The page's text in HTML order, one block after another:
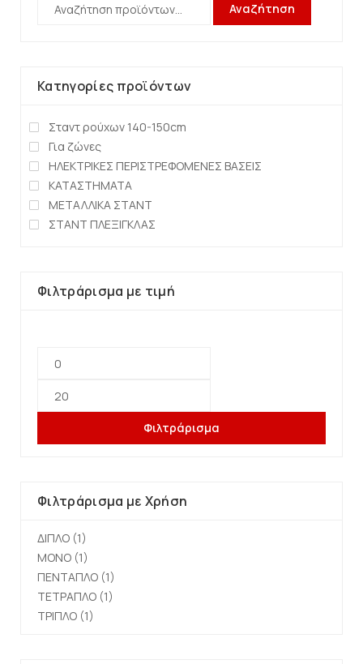
Αναζήτηση
Κατηγορίες προϊόντων
Σταντ ρούχων 140-150cm
Για ζώνες
ΗΛΕΚΤΡΙΚΕΣ ΠΕΡΙΣΤΡΕΦΟΜΕΝΕΣ ΒΑΣΕΙΣ
ΚΑΤΑΣΤΗΜΑΤΑ
ΜΕΤΑΛΛΙΚΑ ΣΤΑΝΤ
ΣΤΑΝΤ ΠΛΕΞΙΓΚΛΑΣ
Φιλτράρισμα με τιμή
Φιλτράρισμα
Φιλτράρισμα με Χρήση
ΔΙΠΛΟ (1)
ΜΟΝΟ (1)
ΠΕΝΤΑΠΛΟ (1)
ΤΕΤΡΑΠΛΟ (1)
ΤΡΙΠΛΟ (1)